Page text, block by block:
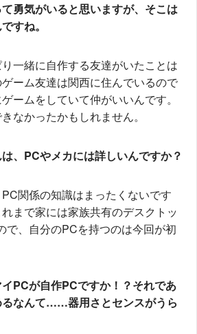
勇気がいると思いますが、そこは
すね。
り一緒に自作する友達がいたことは
ーム友達は関西に住んでいるので
ームをしていて仲がいいんです。
なかったかもしれません。
、PCやメカには詳しいんですか？
PC関係の知識はまったくないです
まで家には家族共有のデスクトッ
で、自分のPCを持つのは今回が初
PCが自作PCですか！？それであ
るなんて……器用さとセンスがうら